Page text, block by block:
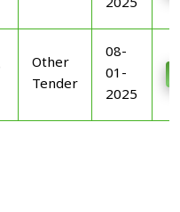
2025
Other
Tender
08-
01-
2025